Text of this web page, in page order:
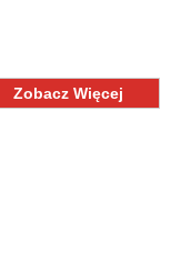
Zobacz Więcej